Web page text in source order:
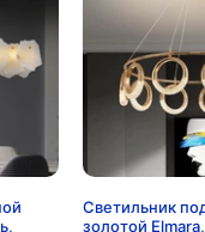
Светильник
золотой